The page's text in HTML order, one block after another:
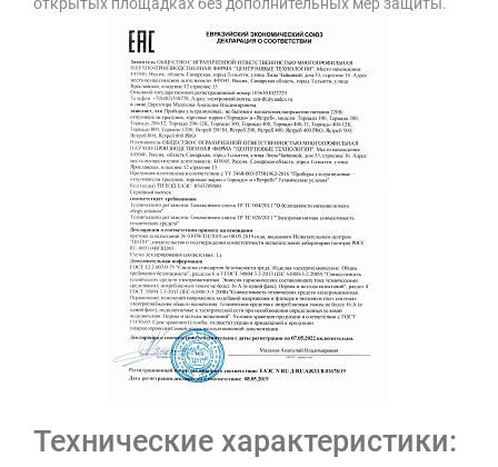
Технические характеристики: